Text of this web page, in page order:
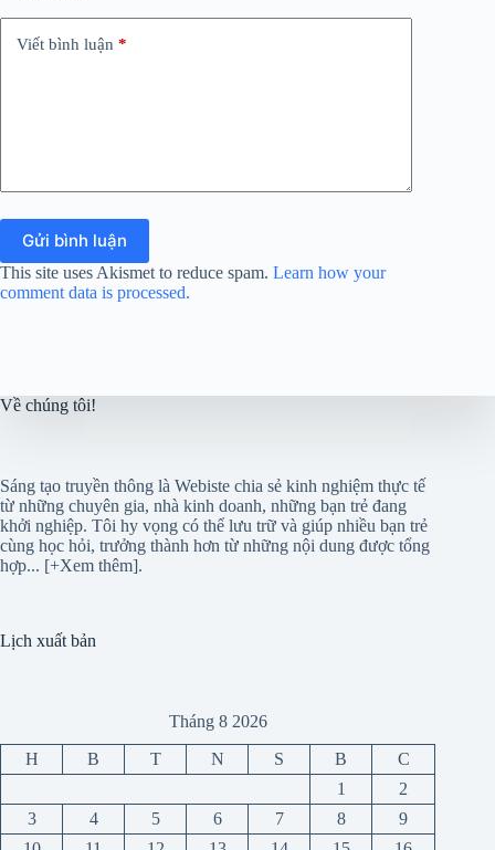
Viết bình luận *
Gửi bình luận
This site uses Akismet to reduce spam. Learn how your
comment data is processed.
Về chúng tôi!
Sáng tạo truyền thông là Webiste chia sẻ kinh nghiệm thực tế
từ những chuyên gia, nhà kinh doanh, những bạn trẻ đang
khởi nghiệp. Tôi hy vọng có thể lưu trữ và giúp nhiều bạn trẻ
cùng học hỏi, trưởng thành hơn từ những nội dung được tổng
hợp... [+Xem thêm].
Lịch xuất bản
Tháng 8 2026
H B T N S B
C
1
2
3
4 5 6 7 8
9